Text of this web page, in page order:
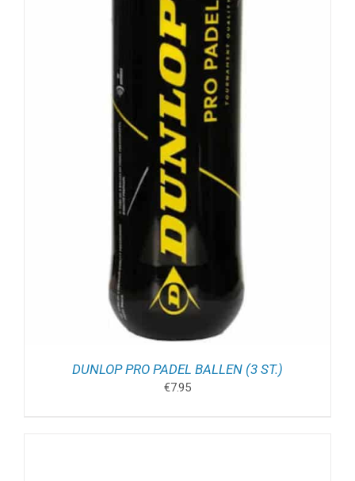
DUNLOP PRO PADEL BALLEN (3 ST.)
€7.95